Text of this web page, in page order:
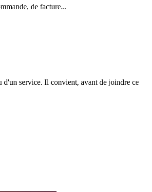
de facture...
d'un service. Il convient, avant de joindre ce